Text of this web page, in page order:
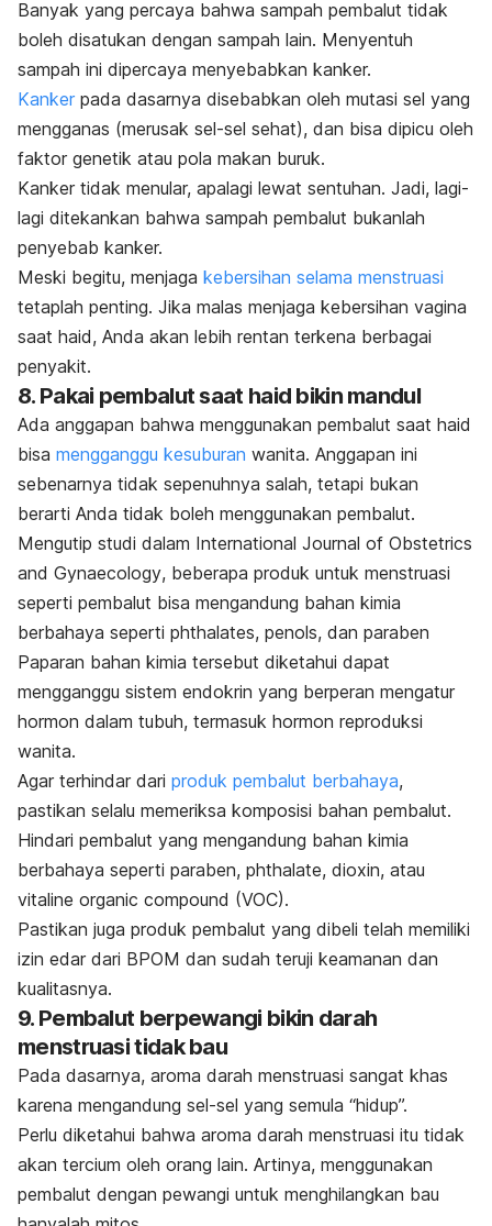
Banyak yang percaya bahwa sampah pembalut tidak
boleh disatukan dengan sampah lain. Menyentuh
sampah ini dipercaya menyebabkan kanker.
Kanker pada dasarnya disebabkan oleh mutasi sel yang
mengganas (merusak sel-sel sehat), dan bisa dipicu oleh
faktor genetik atau pola makan buruk.
Kanker tidak menular, apalagi lewat sentuhan. Jadi, lagi-
lagi ditekankan bahwa sampah pembalut bukanlah
penyebab kanker.
Meski begitu, menjaga kebersihan selama menstruasi
tetaplah penting. Jika malas menjaga kebersihan vagina
saat haid, Anda akan lebih rentan terkena berbagai
penyakit.
8. Pakai pembalut saat haid bikin mandul
Ada anggapan bahwa menggunakan pembalut saat haid
bisa mengganggu kesuburan wanita. Anggapan ini
sebenarnya tidak sepenuhnya salah, tetapi bukan
berarti Anda tidak boleh menggunakan pembalut.
Mengutip studi dalam International Journal of Obstetrics
and Gynaecology, beberapa produk untuk menstruasi
seperti pembalut bisa mengandung bahan kimia
berbahaya seperti phthalates, penols, dan paraben
Paparan bahan kimia tersebut diketahui dapat
mengganggu sistem endokrin yang berperan mengatur
hormon dalam tubuh, termasuk hormon reproduksi
wanita.
Agar terhindar dari produk pembalut berbahaya,
pastikan selalu memeriksa komposisi bahan pembalut.
Hindari pembalut yang mengandung bahan kimia
berbahaya seperti paraben, phthalate, dioxin, atau
vitaline organic compound (VOC).
Pastikan juga produk pembalut yang dibeli telah memiliki
izin edar dari BPOM dan sudah teruji keamanan dan
kualitasnya.
9. Pembalut berpewangi bikin darah
menstruasi tidak bau
Pada dasarnya, aroma darah menstruasi sangat khas
karena mengandung sel-sel yang semula “hidup”.
Perlu diketahui bahwa aroma darah menstruasi itu tidak
akan tercium oleh orang lain. Artinya, menggunakan
pembalut dengan pewangi untuk menghilangkan bau